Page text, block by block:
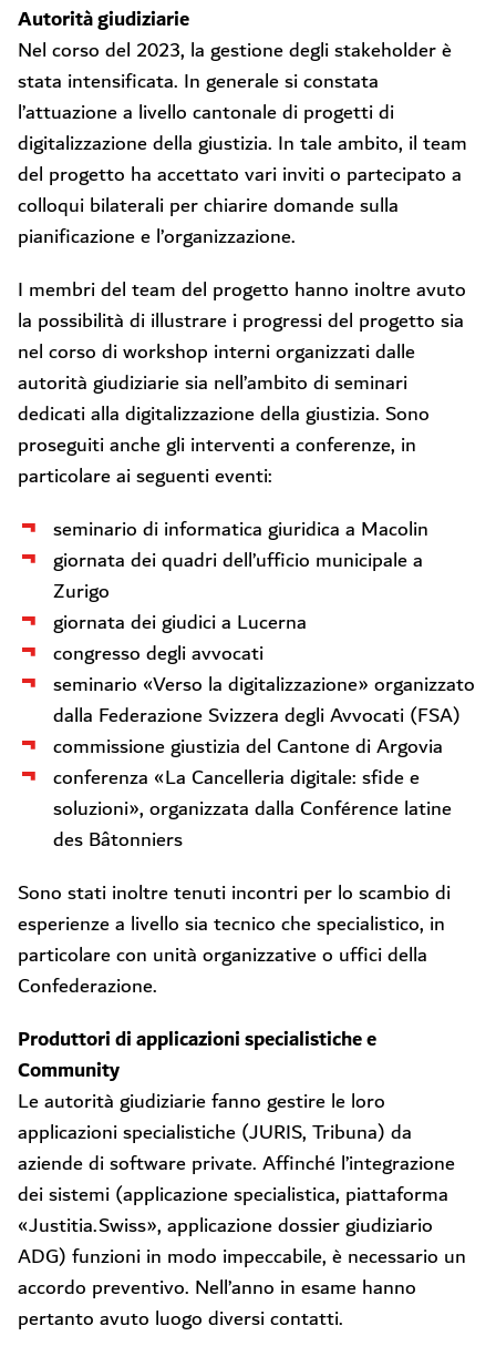
Autorità giudiziarie
Nel corso del 2023, la gestione degli stakeholder è
stata intensificata. In generale si constata
l’attuazione a livello cantonale di progetti di
digitalizzazione della giustizia. In tale ambito, il team
del progetto ha accettato vari inviti o partecipato a
colloqui bilaterali per chiarire domande sulla
pianificazione e l’organizzazione.
I membri del team del progetto hanno inoltre avuto
la possibilità di illustrare i progressi del progetto sia
nel corso di workshop interni organizzati dalle
autorità giudiziarie sia nell’ambito di seminari
dedicati alla digitalizzazione della giustizia. Sono
proseguiti anche gli interventi a conferenze, in
particolare ai seguenti eventi:
seminario di informatica giuridica a Macolin
giornata dei quadri dell’ufficio municipale a
Zurigo
giornata dei giudici a Lucerna
congresso degli avvocati
seminario «Verso la digitalizzazione» organizzato
dalla Federazione Svizzera degli Avvocati (FSA)
commissione giustizia del Cantone di Argovia
conferenza «La Cancelleria digitale: sfide e
soluzioni», organizzata dalla Conférence latine
des Bâtonniers
Sono stati inoltre tenuti incontri per lo scambio di
esperienze a livello sia tecnico che specialistico, in
particolare con unità organizzative o uffici della
Confederazione.
Produttori di applicazioni specialistiche e
Community
Le autorità giudiziarie fanno gestire le loro
applicazioni specialistiche (JURIS, Tribuna) da
aziende di software private. Affinché l’integrazione
dei sistemi (applicazione specialistica, piattaforma
«Justitia.Swiss», applicazione dossier giudiziario
ADG) funzioni in modo impeccabile, è necessario un
accordo preventivo. Nell’anno in esame hanno
pertanto avuto luogo diversi contatti.